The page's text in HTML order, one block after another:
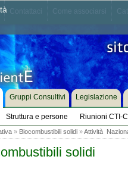
Struttura e persone Riunioni CTI-
Gruppi Consultivi Legislazione
» Biocombustibili solidi»Attività
solidi